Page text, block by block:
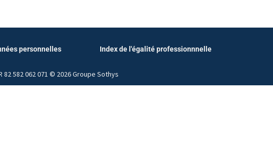
personnelles Index de l'égalité professionnnelle
82 582 062 071 © 2026 Groupe Sothys